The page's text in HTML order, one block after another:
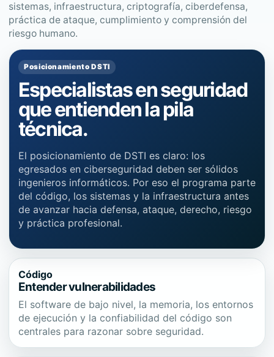
sistemas, infraestructura, criptografía, ciberdefensa,
práctica de ataque, cumplimiento y comprensión del
riesgo humano.
Posicionamiento DSTI
Especialistas en seguridad
que entienden la pila
técnica.
El posicionamiento de DSTI es claro: los
egresados en ciberseguridad deben ser sólidos
ingenieros informáticos. Por eso el programa parte
del código, los sistemas y la infraestructura antes
de avanzar hacia defensa, ataque, derecho, riesgo
y práctica profesional.
Código
Entender vulnerabilidades
El software de bajo nivel, la memoria, los entornos
de ejecución y la confiabilidad del código son
centrales para razonar sobre seguridad.